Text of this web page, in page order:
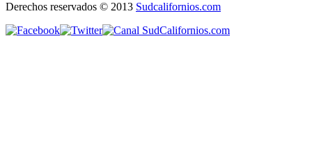
Derechos reservados © 2013 Sudcalifornios.com